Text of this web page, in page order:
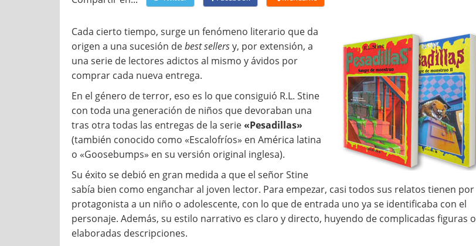
Cada cierto tiempo, surge un fenómeno literario que da
origen a una sucesión debest sellersy, por extensión, a
una serie de lectores adictos al mismo y ávidos por
comprar cada nueva entrega.
En el género de terror, eso es lo que consiguió R.L. Stine
con toda una generación de niños que devoraban una
tras otra todas las entregas de la serie«Pesadillas»
(también conocido como «Escalofríos» en América latina
o «Goosebumps» en su versión original inglesa).
Su éxito se debió en gran medida a que el señor Stine
sabía bien como enganchar al joven lector. Para empezar, casi todos sus relatos tienen por
protagonista a un niño o adolescente, con lo que de entrada uno ya se identificaba con el
personaje. Además, su estilo narrativo es claro y directo, huyendo de complicadas figuras o
elaboradas descripciones.